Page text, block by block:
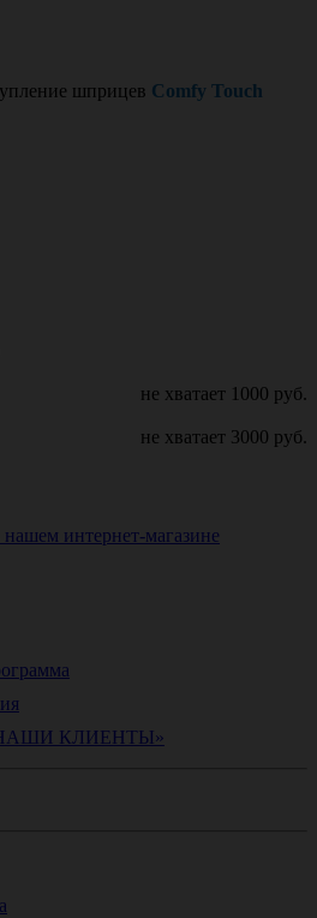
шприцев Comfy Touch
не хватает 1000 руб.
не хватает 3000 руб.
нашем интернет-магазине
«НАШИ КЛИЕНТЫ»